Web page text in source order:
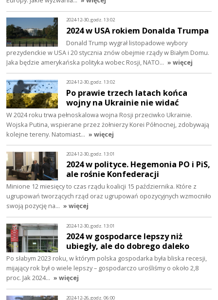
2024-12-30, godz. 13:02
2024 w USA rokiem Donalda Trumpa
Donald Trump wygrał listopadowe wybory
prezydenckie w USA i 20 stycznia znów obejmie rządy w Białym Domu.
Jaka będzie amerykańska polityka wobec Rosji, NATO… » więcej
2024-12-30, godz. 13:02
Po prawie trzech latach końca
wojny na Ukrainie nie widać
W 2024 roku trwa pełnoskalowa wojna Rosji przeciwko Ukrainie.
Wojska Putina, wspierane przez żołnierzy Korei Północnej, zdobywają
kolejne tereny. Natomiast… » więcej
2024-12-30, godz. 13:01
2024 w polityce. Hegemonia PO i PiS,
ale rośnie Konfederacji
Minione 12 miesięcy to czas rządu koalicji 15 października. Które z
ugrupowań tworzących rząd oraz ugrupowań opozycyjnych wzmocniło
swoją pozycję na… » więcej
2024-12-30, godz. 13:01
2024 w gospodarce lepszy niż
ubiegły, ale do dobrego daleko
Po słabym 2023 roku, w którym polska gospodarka była bliska recesji,
mijający rok był o wiele lepszy – gospodarczo urośliśmy o około 2,8
proc. Jak 2024… » więcej
2024-12-26, godz. 06:00